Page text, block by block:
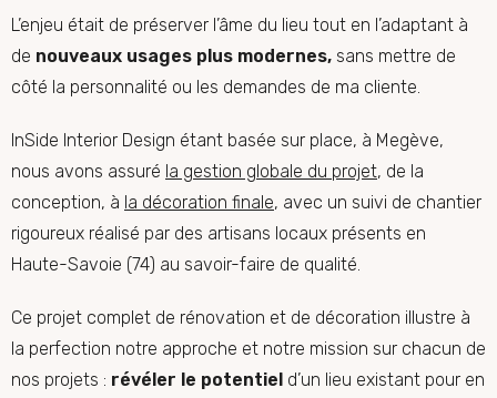
L’enjeu était de préserver l’âme du lieu tout en l’adaptant à
de nouveaux usages plus modernes, sans mettre de
côté la personnalité ou les demandes de ma cliente.
InSide Interior Design étant basée sur place, à Megève,
nous avons assuré la gestion globale du projet, de la
conception, à la décoration finale, avec un suivi de chantier
rigoureux réalisé par des artisans locaux présents en
Haute-Savoie (74) au savoir-faire de qualité.
Ce projet complet de rénovation et de décoration illustre à
la perfection notre approche et notre mission sur chacun de
nos projets : révéler le potentiel d’un lieu existant pour en